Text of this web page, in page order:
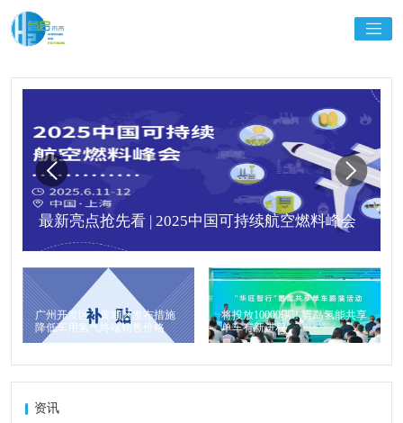
最新亮点抢先看 | 2025中国可持续航空燃料峰会
广州开发区、黄埔区发布措施
降低车用氢气终端销售价格
将投放10000辆！青岛氢能共享
单车有新进程
资讯